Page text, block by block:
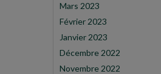
Mars 2023
Février 2023
Janvier 2023
Décembre 2022
Novembre 2022